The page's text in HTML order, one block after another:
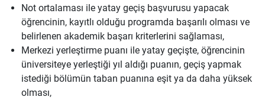
Not ortalaması ile yatay geçiş başvurusu yapacak
öğrencinin, kayıtlı olduğu programda başarılı olması ve
belirlenen akademik başarı kriterlerini sağlaması,
Merkezi yerleştirme puanı ile yatay geçişte, öğrencinin
üniversiteye yerleştiği yıl aldığı puanın, geçiş yapmak
istediği bölümün taban puanına eşit ya da daha yüksek
olması,